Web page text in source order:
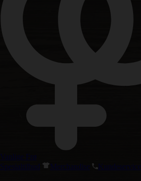
Vanlige Frø
Spesialtilbud
Merchandise Kundeservice